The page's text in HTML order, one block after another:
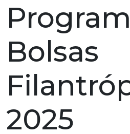
Bolsas
2025